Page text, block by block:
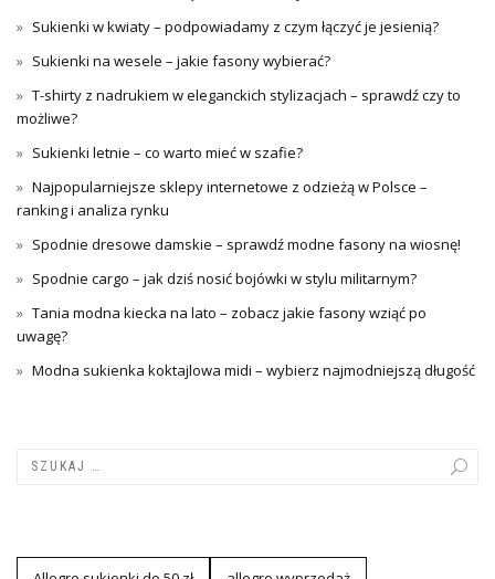
Sukienki w kwiaty – podpowiadamy z czym łączyć je jesienią?
Sukienki na wesele – jakie fasony wybierać?
T-shirty z nadrukiem w eleganckich stylizacjach – sprawdź czy to
możliwe?
Sukienki letnie – co warto mieć w szafie?
Najpopularniejsze sklepy internetowe z odzieżą w Polsce –
ranking i analiza rynku
Spodnie dresowe damskie – sprawdź modne fasony na wiosnę!
Spodnie cargo – jak dziś nosić bojówki w stylu militarnym?
Tania modna kiecka na lato – zobacz jakie fasony wziąć po
uwagę?
Modna sukienka koktajlowa midi – wybierz najmodniejszą długość